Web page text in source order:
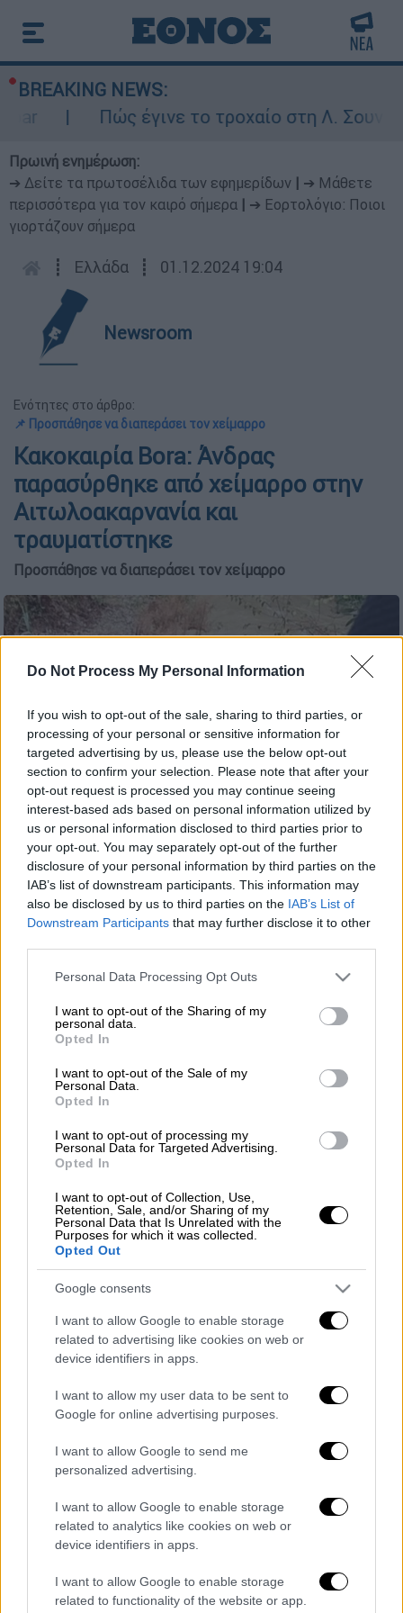
Do Not Process My Personal Information
If you wish to opt-out of the sale, sharing to third parties, or
processing of your personal or sensitive information for
targeted advertising by us, please use the below opt-out
section to confirm your selection. Please note that after your
opt-out request is processed you may continue seeing
interest-based ads based on personal information utilized by
us or personal information disclosed to third parties prior to
your opt-out. You may separately opt-out of the further
disclosure of your personal information by third parties on the
IAB’s list of downstream participants. This information may
also be disclosed by us to third parties on the IAB’s List of
Downstream Participants that may further disclose it to other
Please note that this website/app uses one or more Google
not limited to your visit or usage behaviour. You may click to
grant or deny consent to Google and its third-party tags to
use your data for below specified purposes in below Google
consent section.
Personal Data Processing Opt Outs
I want to opt-out of the Sharing of my
personal data.
Opted In
I want to opt-out of the Sale of my
Personal Data.
Opted In
I want to opt-out of processing my
Personal Data for Targeted Advertising.
Opted In
I want to opt-out of Collection, Use,
Retention, Sale, and/or Sharing of my
Personal Data that Is Unrelated with the
Purposes for which it was collected.
Opted Out
Google consents
I want to allow Google to enable storage
related to advertising like cookies on web or
device identifiers in apps.
I want to allow my user data to be sent to
Google for online advertising purposes.
I want to allow Google to send me
personalized advertising.
I want to allow Google to enable storage
related to analytics like cookies on web or
device identifiers in apps.
I want to allow Google to enable storage
related to functionality of the website or app.
BREAKING NEWS:
Πώς έγινε το τροχαίο στη Λ.
Πρωινή ενημέρωση:
➔ Δείτε τα πρωτοσέλιδα των εφημερίδων
➔ Μάθετε
περισσότερα για τον καιρό σήμερα
➔ Εορτολόγιο: Ποιοι
γιορτάζουν σήμερα
┋ Ελλάδα ┋ 01.12.2024 19:04
Newsroom
Ενότητες στο άρθρο:
📌 Προσπάθησε να διαπεράσει τον χείμαρρο
Κακοκαιρία Bora: Άνδρας
παρασύρθηκε από χείμαρρο στην
Αιτωλοακαρνανία και
τραυματίστηκε
Προσπάθησε να διαπεράσει τον χείμαρρο
Φωτογραφία ΕΡΤ
Προσθέστε το ΕΘΝΟΣ στη Google
Άνδραςπαρασύρθηκε από χείμαρρο στα
ΧάνιαΓαυρολίμνης, ΔήμουΝαυπακτίας στην
ΔΙΑΒΑΣΤΕ ΕΠΙΣΗΣ
Ελλάδα|01.12.2024 18:45
Συνελήφθη 16χρονος που προκάλεσε
φθορές σε συρμό του ΗΣΑΠ
Μεγάλη φωτιά σε σπίτι στο Γαλάτσι
Προσπάθησε να διαπεράσει τον
χείμαρρο
Όπως αναφέρερει η ΕΡΤ, ο άνδρας
παρασύρθηκε
στην προσπάθειά του να
διαπεράσει τονχείμαρρο . Δυνάμεις της
τραυματισμένο στο πόδι και τον
διέσωσαν
ασθενοφόροτον παρέλαβε
να τον μεταφέρει στονοσοκομείο
Διαβάστε ακόμη
Από το Μίσιγκαν στον Λευκό Οίκο: Τι
σημαίνει η νίκη του Αμπντούλ Ελ-Σαγέντ
για τους Δημοκρατικούς